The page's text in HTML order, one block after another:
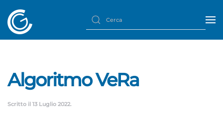
Algoritmo VeRa
Scritto il 13 Luglio 2022.